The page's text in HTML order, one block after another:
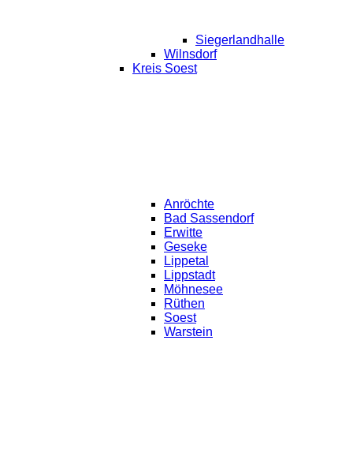
Siegerlandhalle
Wilnsdorf
Kreis Soest
Anröchte
Bad Sassendorf
Erwitte
Geseke
Lippetal
Lippstadt
Möhnesee
Rüthen
Soest
Warstein